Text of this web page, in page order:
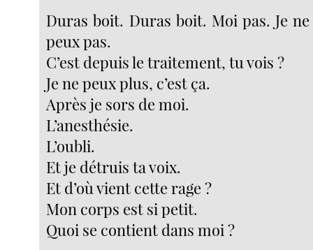
Duras boit. Duras boit. Moi pas. Je
peux pas.
C’est depuis le traitement, tu vois ?
Je ne peux plus, c’est ça.
Après je sors de moi.
L’anesthésie.
L’oubli.
Et je détruis ta voix.
Et d’où vient cette rage ?
Mon corps est si petit.
Quoi se contient dans moi ?